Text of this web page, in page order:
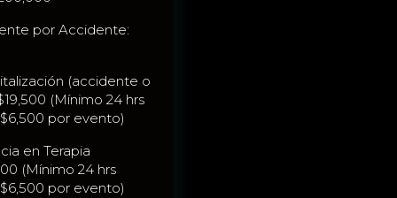
por Accidente:
(accidente o
(Mínimo 24 hrs
por evento)
en Terapia
(Mínimo 24 hrs
por evento)